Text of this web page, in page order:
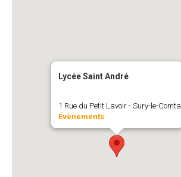
Lycée Saint André
1 Rue du Petit Lavoir - Sury-le-Comtal
Évènements